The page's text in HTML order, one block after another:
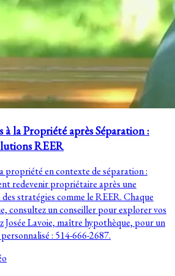
à la Propriété après Séparation :
REER
propriété en contexte de séparation :
redevenir propriétaire après une
stratégies comme le REER. Chaque
consultez un conseiller pour explorer vos
Josée Lavoie, maître hypothèque, pour un
: 514-666-2687.